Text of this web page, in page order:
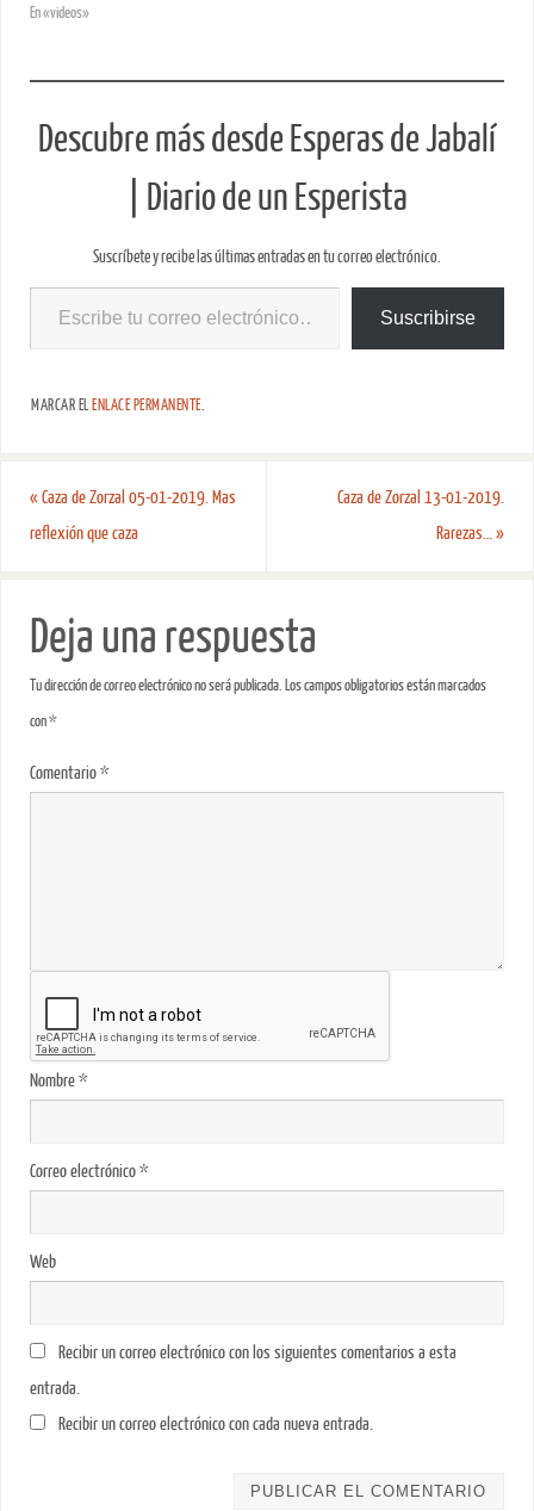
En «videos»
Descubre más desde Esperas de Jabalí
| Diario de un Esperista
Suscríbete y recibe las últimas entradas en tu correo electrónico.
Suscribirse
MARCAR EL ENLACE PERMANENTE.
« Caza de Zorzal 05-01-2019. Mas
reflexión que caza
Caza de Zorzal 13-01-2019.
Rarezas…»
Deja una respuesta
Tu dirección de correo electrónico no será publicada. Los campos obligatorios están marcados
con*
Comentario*
Nombre*
Correo electrónico*
Web
Recibir un correo electrónico con los siguientes comentarios a esta
entrada.
Recibir un correo electrónico con cada nueva entrada.